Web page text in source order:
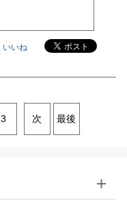
いいね
3 次 最後